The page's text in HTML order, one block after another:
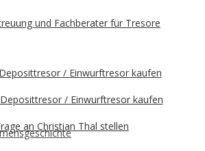
/ Einwurftresor kaufen
/ Einwurftresor kaufen
an Christian Thal stellen